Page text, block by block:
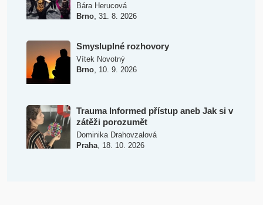
Bára Herucová
Brno, 31. 8. 2026
Smysluplné rozhovory
Vítek Novotný
Brno, 10. 9. 2026
Trauma Informed přístup aneb Jak si v
zátěži porozumět
Dominika Drahovzalová
Praha, 18. 10. 2026